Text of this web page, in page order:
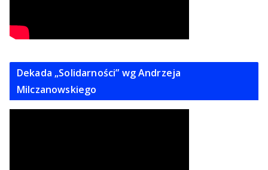
Dekada „Solidarności” wg Andrzeja
Milczanowskiego